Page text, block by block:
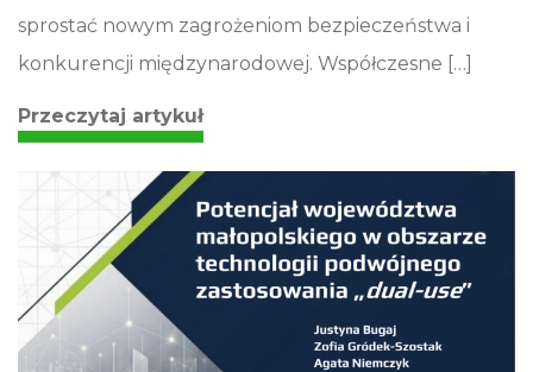
sprostać nowym zagrożeniom bezpieczeństwa i
konkurencji międzynarodowej. Współczesne […]
Przeczytaj artykuł